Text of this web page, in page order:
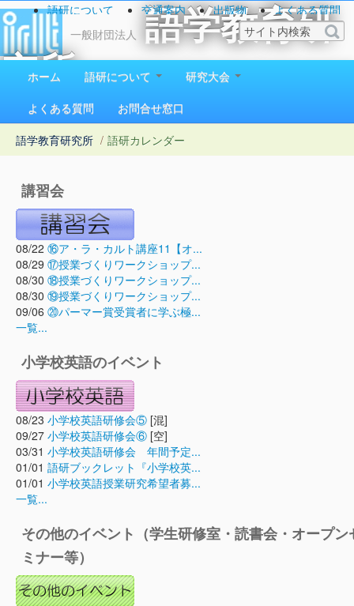
一般財団法人
語学教育研
究所
1923（大正12）年創立
語研について 交通案内 出版物
よくある質問
お問い合わせ
ホーム 語研について
研究大会
よくある質問
お問合せ窓口
語学教育研究所 / 語研カレンダー
講習会
08/22 ⑯ア・ラ・カルト講座11【オ...
08/29 ⑰授業づくりワークショップ...
08/30 ⑱授業づくりワークショップ...
08/30 ⑲授業づくりワークショップ...
09/06 ⑳パーマー賞受賞者に学ぶ極...
一覧...
小学校英語のイベント
08/23 小学校英語研修会⑤ [混]
09/27 小学校英語研修会⑥ [空]
03/31 小学校英語研修会 年間予定...
01/01 語研ブックレット『小学校英...
01/01 小学校英語授業研究希望者募...
一覧...
その他のイベント（学生研修室・読書会・オープン
ミナー等）